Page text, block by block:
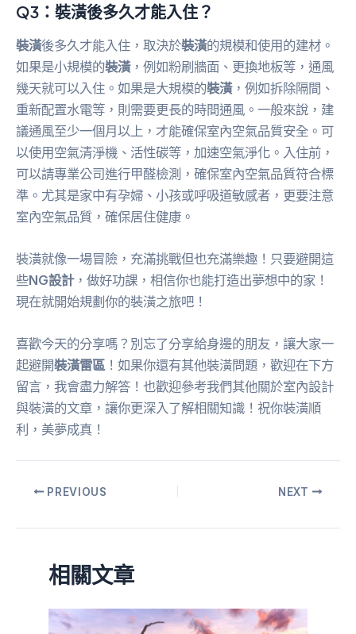
Q3：裝潢後多久才能入住？
裝潢後多久才能入住，取決於裝潢的規模和使用的建材。
如果是小規模的裝潢，例如粉刷牆面、更換地板等，通風
幾天就可以入住。如果是大規模的裝潢，例如拆除隔間、
重新配置水電等，則需要更長的時間通風。一般來說，建
議通風至少一個月以上，才能確保室內空氣品質安全。可
以使用空氣清淨機、活性碳等，加速空氣淨化。入住前，
可以請專業公司進行甲醛檢測，確保室內空氣品質符合標
準。尤其是家中有孕婦、小孩或呼吸道敏感者，更要注意
室內空氣品質，確保居住健康。
裝潢就像一場冒險，充滿挑戰但也充滿樂趣！只要避開這
些NG設計，做好功課，相信你也能打造出夢想中的家！
現在就開始規劃你的裝潢之旅吧！
喜歡今天的分享嗎？別忘了分享給身邊的朋友，讓大家一
起避開裝潢雷區 ！如果你還有其他裝潢問題，歡迎在下方
留言，我會盡力解答！也歡迎參考我們其他關於室內設計
與裝潢的文章，讓你更深入了解相關知識！祝你裝潢順
利，美夢成真！
PREVIOUS NEXT
相關文章